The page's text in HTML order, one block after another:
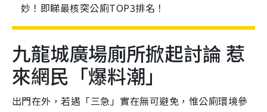
妙！即睇最核突公廁TOP3排名！
九龍城廣場廁所掀起討論 惹
來網民「爆料潮」
出門在外，若遇「三急」實在無可避免，惟公廁環境參